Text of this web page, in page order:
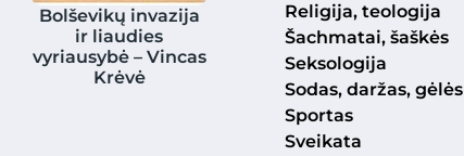
Bolševikų invazija
ir liaudies
vyriausybė – Vincas
Krėvė
Religija, teologija
Šachmatai, šaškės
Seksologija
Sodas, daržas, gėlės
Sportas
Sveikata